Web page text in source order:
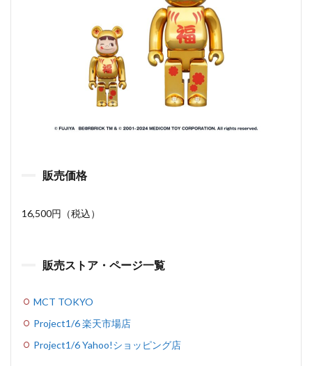
販売価格
16,500円（税込）
販売ストア・ページ一覧
MCT TOKYO
Project1/6 楽天市場店
Project1/6 Yahoo!ショッピング店